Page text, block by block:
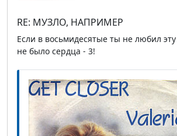
RE: МУЗЛО, НАПРИМЕР
Если в восьмидесятые ты не любил
не было сердца - 3!